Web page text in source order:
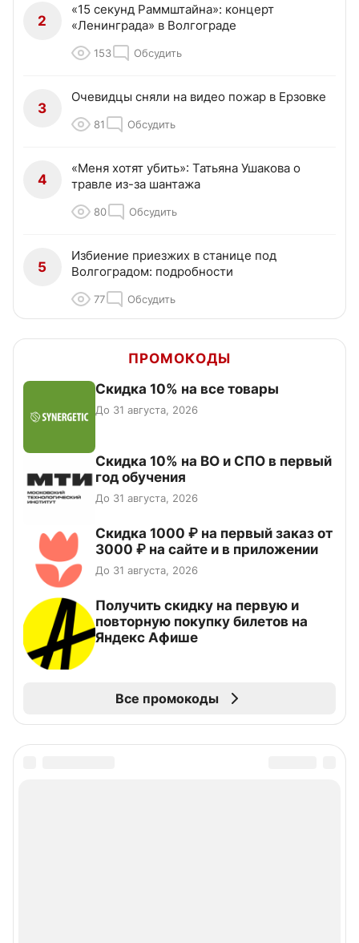
2
«15 секунд Раммштайна»: концерт
«Ленинграда» в Волгограде
153 Обсудить
3
Очевидцы сняли на видео пожар в Ерзовке
81 Обсудить
4
«Меня хотят убить»: Татьяна Ушакова о
травле из-за шантажа
80 Обсудить
5
Избиение приезжих в станице под
Волгоградом: подробности
77 Обсудить
ПРОМОКОДЫ
Скидка 10% на все товары
До 31 августа, 2026
Скидка 10% на ВО и СПО в первый
год обучения
До 31 августа, 2026
Скидка 1000 ₽ на первый заказ от
3000 ₽ на сайте и в приложении
До 31 августа, 2026
Получить скидку на первую и
повторную покупку билетов на
Яндекс Афише
Все промокоды